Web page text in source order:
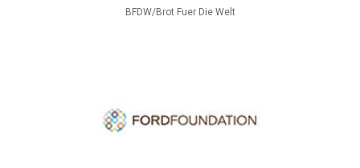
BFDW/Brot Fuer Die Welt